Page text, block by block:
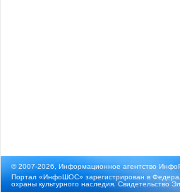
© 2007-2026, Информационное агентство
Портал «ИнфоШОС» зарегистрирован в
охраны культурного наследия. Свидетельство